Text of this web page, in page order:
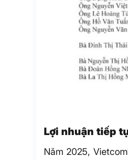
Lợi nhuận tiếp
Năm 2025,